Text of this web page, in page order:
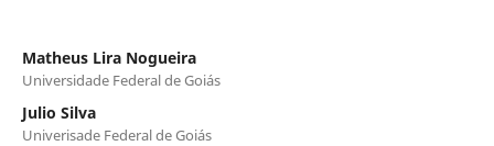
Matheus Lira Nogueira
Universidade Federal de Goiás
Julio Silva
Univerisade Federal de Goiás